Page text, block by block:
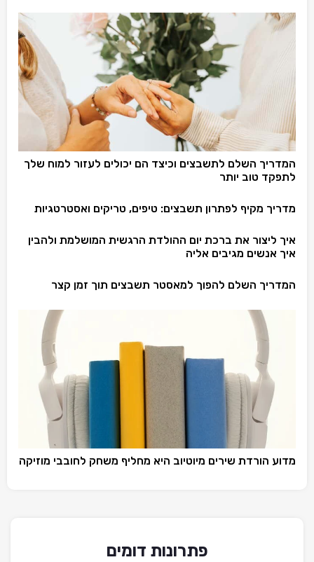
המדריך השלם לתשבצים וכיצד הם יכולים לעזור למוח שלך
לתפקד טוב יותר
מדריך מקיף לפתרון תשבצים: טיפים, טריקים ואסטרטגיות
איך ליצור את ברכת יום ההולדת הרגשית המושלמת ולהבין
איך אנשים מגיבים אליה
המדריך השלם להפוך למאסטר תשבצים תוך זמן קצר
מדוע הורדת שירים מיוטיוב היא מחליף משחק לחובבי מוזיקה
פתרונות דומים